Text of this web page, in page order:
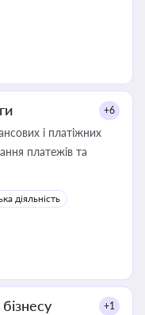
+6
і платіжних
діяльність
+1